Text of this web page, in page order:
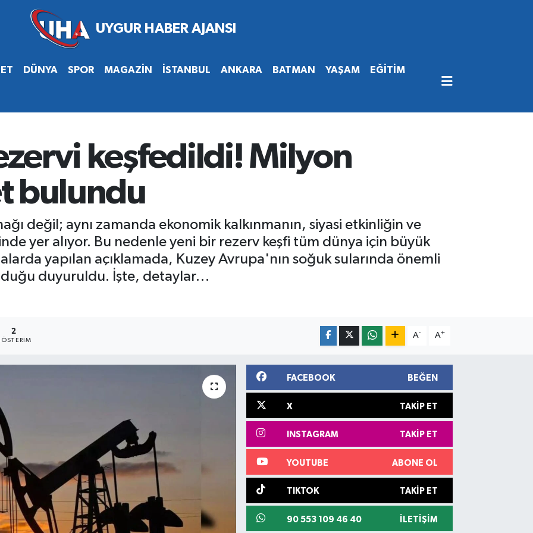
DÜNYA SPOR MAGAZİN İSTANBUL ANKARA BATMAN YAŞAM EĞİTİM
keşfedildi! Milyon
bulundu
değil; aynı zamanda ekonomik kalkınmanın, siyasi etkinliğin ve
yer alıyor. Bu nedenle yeni bir rezerv keşfi tüm dünya için büyük
yapılan açıklamada, Kuzey Avrupa'nın soğuk sularında önemli
duyuruldu. İşte, detaylar…
2 A- A+
FACEBOOK BEĞEN
X TAKIP ET
INSTAGRAM TAKIP ET
YOUTUBE ABONE OL
TIKTOK TAKIP ET
90 553 109 46 40 İLETIŞIM